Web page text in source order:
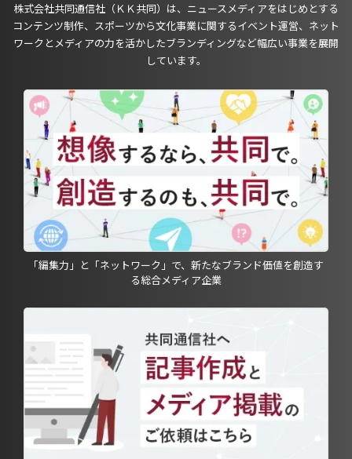
株式会社共同通信社（ＫＫ共同）は、ニュースメディアをはじめとする
コンテンツ制作、スポーツから文化事業に関するイベント運営、ネット
ワークとメディアの力を活かしたブランディングなど幅広い事業を展開
しています。
「編集力」と「ネットワーク」で、新たなブランド価値を創造す
る総合メディア企業